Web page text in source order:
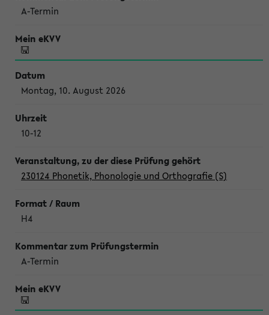
A-Termin
Montag, 10. August 2026
10-12
230124 Phonetik, Phonologie und Orthografie (S)
H4
A-Termin